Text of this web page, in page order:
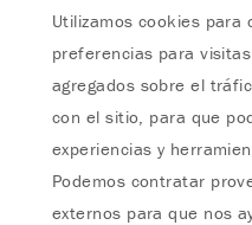
Utilizamos cookies para
preferencias para
agregados sobre el
con el sitio, para que
experiencias y
Podemos contratar
externos para que nos